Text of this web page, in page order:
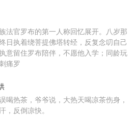
法官罗布的第一人称回忆展开。八岁那
日执着绕菩提佛塔转经，反复念叨自己
意留住罗布陪伴，不愿他入学；同龄玩
痛罗
喝热茶，爷爷说，大热天喝凉茶伤身，
，反倒凉快。